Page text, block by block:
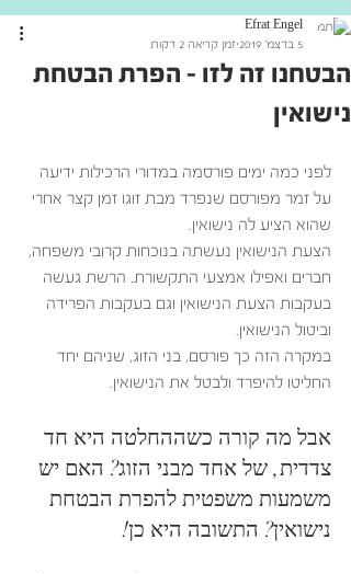
הבטחנו זה לזו - הפרת הבטחת
נישואין
Efrat Engel
5 בדצמ׳ 2019
זמן קריאה 2 דקות
לפני כמה ימים פורסמה במדורי הרכילות ידיעה
על זמר מפורסם שנפרד מבת זוגו זמן קצר אחרי
שהוא הציע לה נישואין.
הצעת הנישואין נעשתה בנוכחות קרובי משפחה,
חברים ואפילו אמצעי התקשורת. הרשת געשה
בעקבות הצעת הנישואין וגם בעקבות הפרידה
וביטול הנישואין.
במקרה הזה כך פורסם, בני הזוג, שניהם יחד
החליטו להיפרד ולבטל את הנישואין.
אבל מה קורה כשההחלטה היא חד
צדדית, של אחד מבני הזוג? האם יש
משמעות משפטית להפרת הבטחת
נישואין? התשובה היא כן!